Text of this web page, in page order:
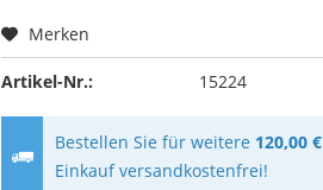
Merken
Artikel-Nr.: 15224
Bestellen Sie für weitere 120,00 €
Einkauf versandkostenfrei!